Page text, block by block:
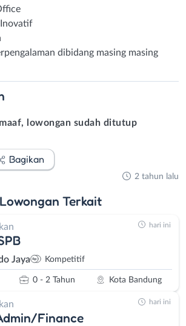
dibidang masing masing
lowongan sudah ditutup
Bagikan
2 tahun lalu
Lowongan Terkait
Jaya Kompetitif
0 - 2 Tahun Kota Bandung
hari ini
Finance
hari ini